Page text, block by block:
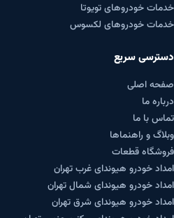
خدمات خودروهای تویوتا
خدمات خودروهای لکسوس
دسترسی سریع
صفحه اصلی
درباره ما
تماس با ما
وبلاگ و راهنماها
فروشگاه قطعات
امداد خودرو هیوندای غرب تهران
امداد خودرو هیوندای شمال تهران
امداد خودرو هیوندای شرق تهران